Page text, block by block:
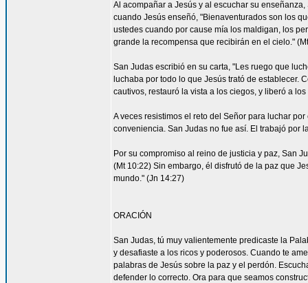
Al acompañar a Jesús y al escuchar su
cuando Jesús enseñó, "Bienaventurados son los
ustedes cuando por cause mía los maldigan, los
grande la recompensa que recibirán en el cielo."
San Judas escribió en su carta, "Les ruego que
luchaba por todo lo que Jesús trató de establecer.
cautivos, restauró la vista a los ciegos, y liberó a
A veces resistimos el reto del Señor para luchar
conveniencia. San Judas no fue así. El trabajó por
Por su compromiso al reino de justicia y paz, San
(Mt 10:22) Sin embargo, él disfrutó de la paz que
mundo." (Jn 14:27)
ORACIÓN
San Judas, tú muy valientemente predicaste la
y desafiaste a los ricos y poderosos. Cuando te
palabras de Jesús sobre la paz y el perdón.
defender lo correcto. Ora para que seamos